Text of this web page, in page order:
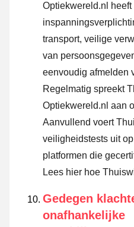
Optiekwereld.nl
transport, veilige
van
eenvoudig afmelden
Regelmatig spreekt
Optiekwereld.nl aan
Aanvullend voert
veiligheidstests uit
platformen die
Lees hier hoe
Gedegen
onafhankelijke